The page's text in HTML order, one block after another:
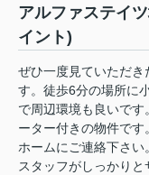
アルファステイ
イント)
ぜひ一度見ていただ
す。徒歩6分の場所に
で周辺環境も良いで
ーター付きの物件で
ホームにご連絡下さ
スタッフがしっかりと